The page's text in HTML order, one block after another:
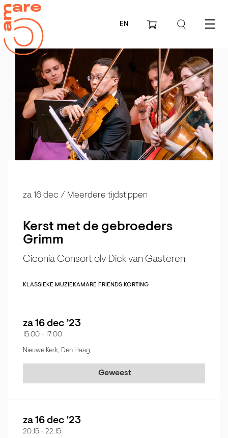
EN Menu
Kerst met de gebroeders
Grimm
Ciconia Consort olv Dick van Gasteren
za 16 dec / Meerdere tijdstippen
KLASSIEKE MUZIEKAMARE FRIENDS KORTING
za 16 dec ’23
15:00 - 17:00
Nieuwe Kerk, Den Haag
Geweest
za 16 dec ’23
20:15 - 22:15